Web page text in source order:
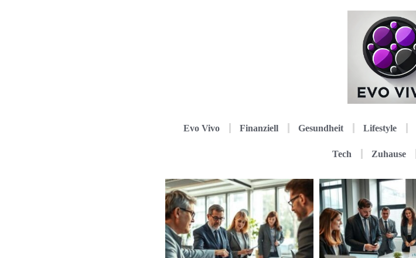
Evo Vivo Finanziell Gesundheit Lifestyle
Tech Zuhause